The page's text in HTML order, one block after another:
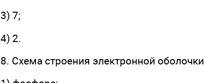
3) 7;
4) 2.
8. Схема строения электронной оболочки